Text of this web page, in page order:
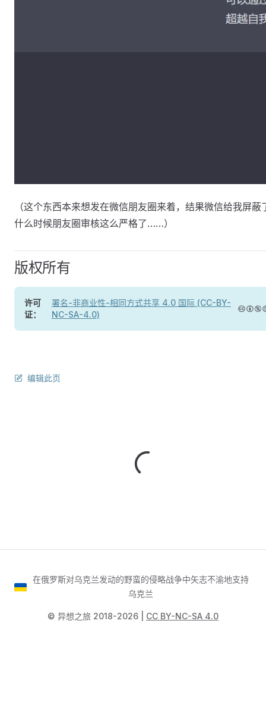
（这个东西本来想发在微信朋友圈来着，结果微信给我屏蔽
什么时候朋友圈审核这么严格了……）
版权所有
许可
证：
署名-非商业性-相同方式共享 4.0 国际 (CC-BY-
NC-SA-4.0)
编辑此页
在俄罗斯对乌克兰发动的野蛮的侵略战争中矢志不渝地支持
乌克兰
©️ 异想之旅 2018-2026 | CC BY-NC-SA 4.0